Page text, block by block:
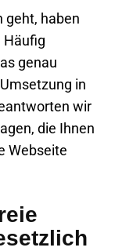
geht, haben
Häufig
genau
in
wir
die Ihnen
Webseite